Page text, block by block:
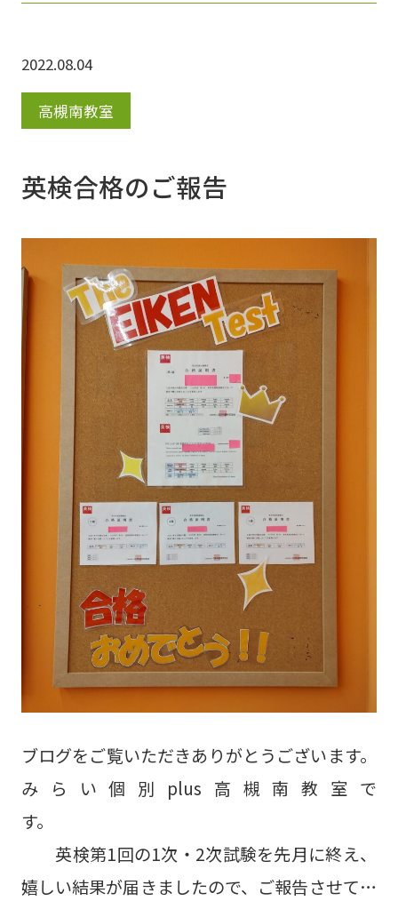
付けておりますが、 8月18日（木）以降のご対
ださい。
2022.08.04
高槻南教室
英検合格のご報告
ブログをご覧いただきありがとうございます。
みらい個別plus高槻南教室で
す。
英検第1回の1次・2次試験を先月に終え、
嬉しい結果が届きましたので、ご報告させてい